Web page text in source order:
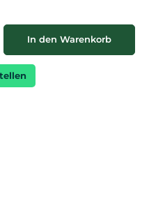
ein oder benutze die
In den Warenkorb